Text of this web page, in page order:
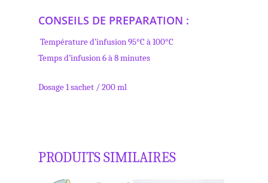
CONSEILS DE PREPARATION :
Température d’infusion 95°C à 100°C
Temps d’infusion 6 à 8 minutes
Dosage1 sachet / 200 ml
PRODUITS SIMILAIRES